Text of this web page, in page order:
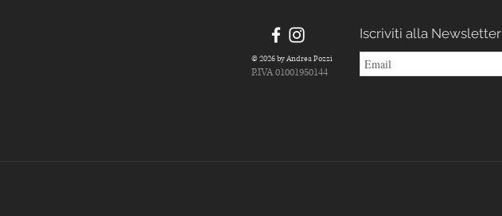
© 2026 by Andrea Pozzi
P.IVA 01001950144
Iscriviti alla Newsletter